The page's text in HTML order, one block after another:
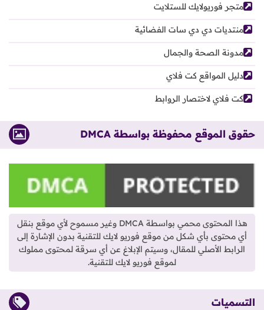
متجر فوريولايك للستلايت
منتديات دي دي سات الفضائية
مدونة الصحة والجمال
دليل المواقع كت فلاي
كت فلاي لاختصار الروابط
حقوق الموقع محفوظة بواسطة DMCA
هذا المحتوى محمي بواسطة DMCA وغير مسموح لأي موقع بنقل
أي محتوى بأي شكل من موقع فوريو لايك للتقنية بدون الإشارة إلى
الرابط الأصلي للمقال، وسيتم الإبلاغ عن أي سرقة لمحتوى مملوك
لموقع فوريو لايك للتقنية.
التسميات